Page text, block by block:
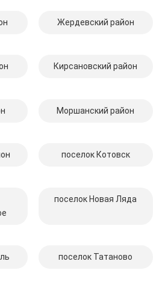
Жердевский район
Кирсановский район
Моршанский район
поселок Котовск
поселок Новая Ляда
поселок Татаново